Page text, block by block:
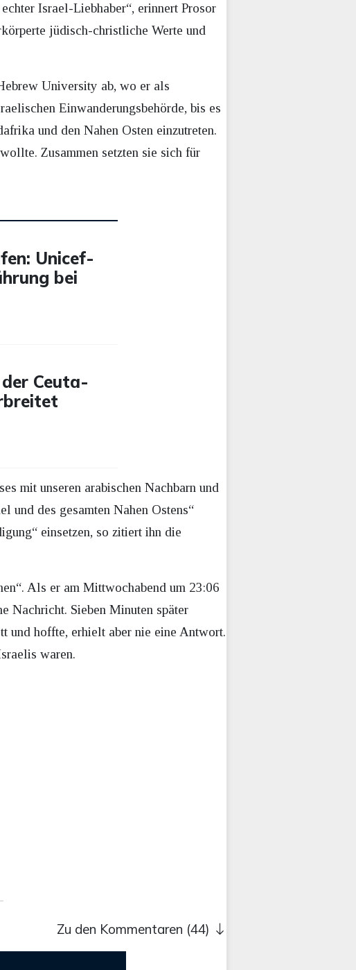
Israel-Liebhaber“, erinnert Prosor
jüdisch-christliche Werte und
University ab, wo er als
Einwanderungsbehörde, bis es
und den Nahen Osten einzutreten.
Zusammen setzten sie sich für
Unicef-
bei
Ceuta-
mit unseren arabischen Nachbarn und
und des gesamten Nahen Ostens“
einsetzen, so zitiert ihn die
Als er am Mittwochabend um 23:06
Nachricht. Sieben Minuten später
und hoffte, erhielt aber nie eine Antwort.
waren.
Zu den Kommentaren (44)